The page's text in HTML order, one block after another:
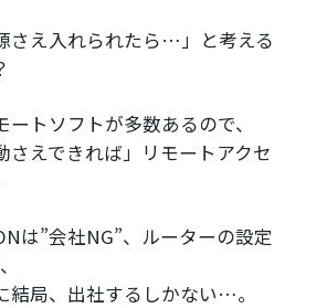
さえ入れられたら…」と考える
トソフトが多数あるので、
さえできれば」リモートアクセ
は”会社NG”、ルーターの設定
結局、出社するしかない…。